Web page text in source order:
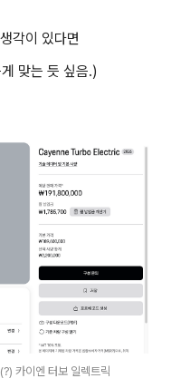
각이 있다면
맞는 듯 싶음.)
카이엔 터보 일렉트릭